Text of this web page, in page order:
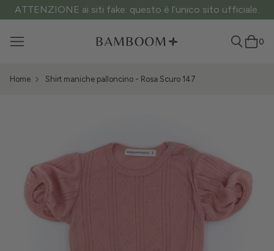
ATTENZIONE ai siti fake: questo è l’unico sito ufficiale.
0
Home Shirt maniche palloncino - Rosa Scuro 147